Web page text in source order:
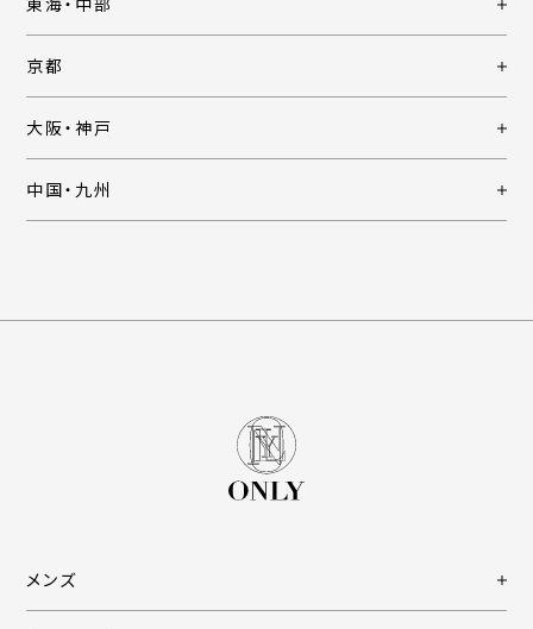
東海・中部
京都
大阪・神戸
中国・九州
メンズ